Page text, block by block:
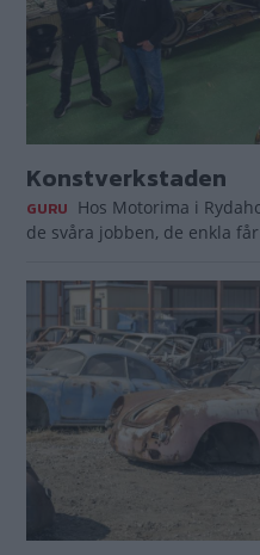
Konstverkstaden
GURU Hos Motorima i
de svåra jobben, de enkla